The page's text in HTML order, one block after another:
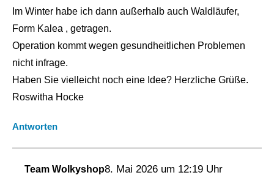
Im Winter habe ich dann außerhalb auch Waldläufer,
Form Kalea , getragen.
Operation kommt wegen gesundheitlichen Problemen
nicht infrage.
Haben Sie vielleicht noch eine Idee? Herzliche Grüße.
Roswitha Hocke
Antworten
Team Wolkyshop8. Mai 2026 um 12:19 Uhr